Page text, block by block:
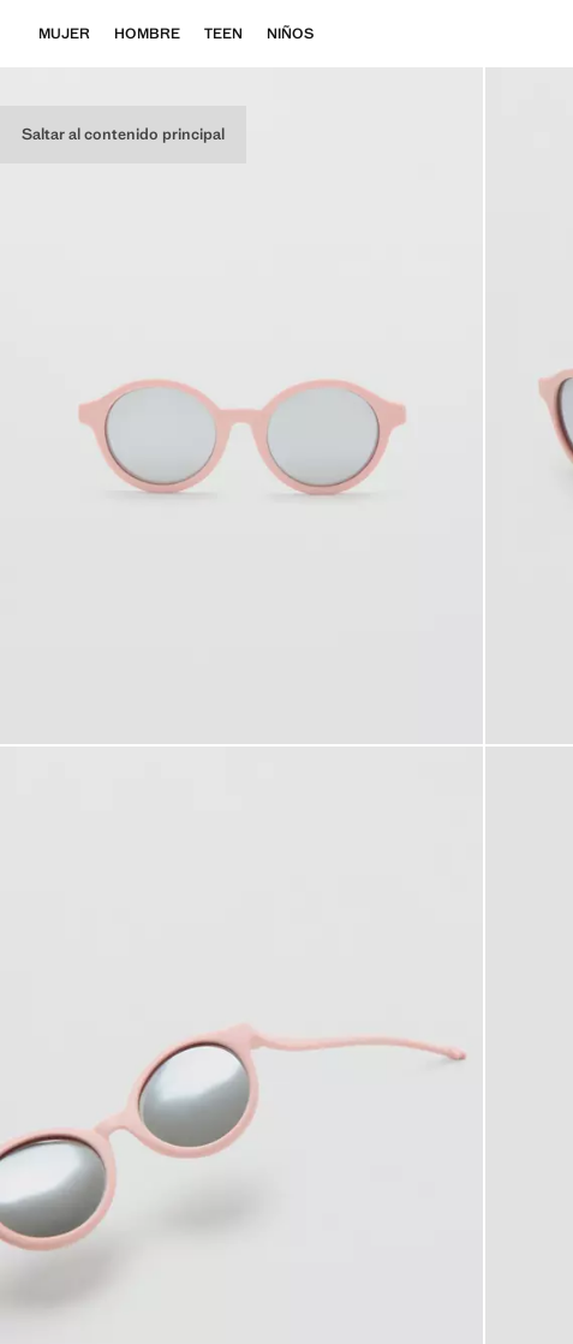
Saltar al contenido principal
MUJER HOMBRE TEEN NIÑOS